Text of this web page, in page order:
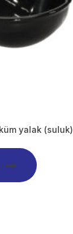
yalak (suluk)